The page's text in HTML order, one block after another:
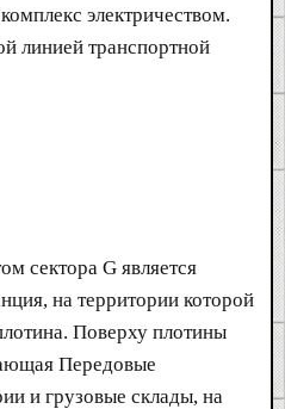
электричеством.
линией транспортной
сектора G является
на территории которой
Поверху плотины
Передовые
и грузовые склады, на